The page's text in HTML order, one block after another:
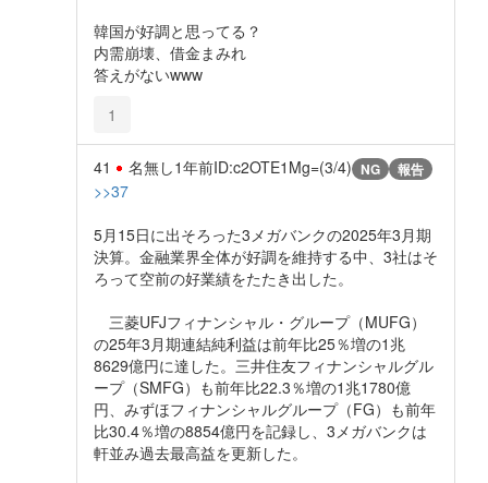
韓国が好調と思ってる？
内需崩壊、借金まみれ
答えがないwww
1
41 名無し1年前ID:c2OTE1Mg=(3/4) NG 報告
>>37
5月15日に出そろった3メガバンクの2025年3月期
決算。金融業界全体が好調を維持する中、3社はそ
ろって空前の好業績をたたき出した。
三菱UFJフィナンシャル・グループ（MUFG）
の25年3月期連結純利益は前年比25％増の1兆
8629億円に達した。三井住友フィナンシャルグル
ープ（SMFG）も前年比22.3％増の1兆1780億
円、みずほフィナンシャルグループ（FG）も前年
比30.4％増の8854億円を記録し、3メガバンクは
軒並み過去最高益を更新した。